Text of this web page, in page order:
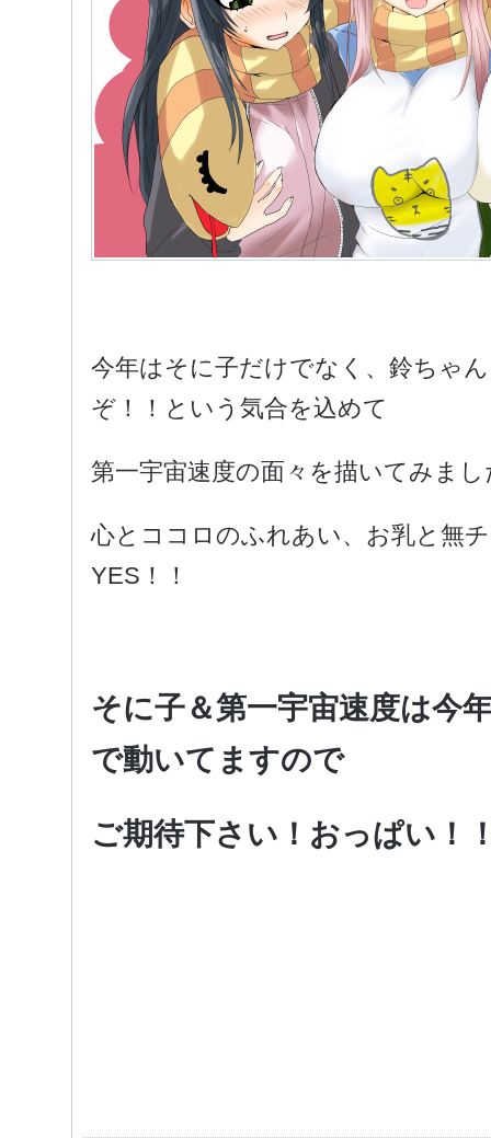
今年はそに子だけでなく、鈴ちゃ
ぞ！！という気合を込めて
第一宇宙速度の面々を描いてみまし
心とココロのふれあい、お乳と無
YES！！
そに子＆第一宇宙速度は今
で動いてますので
ご期待下さい！おっぱい！